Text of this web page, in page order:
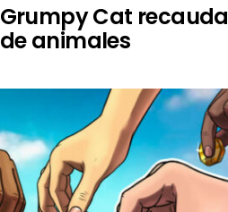
Cat recauda
animales